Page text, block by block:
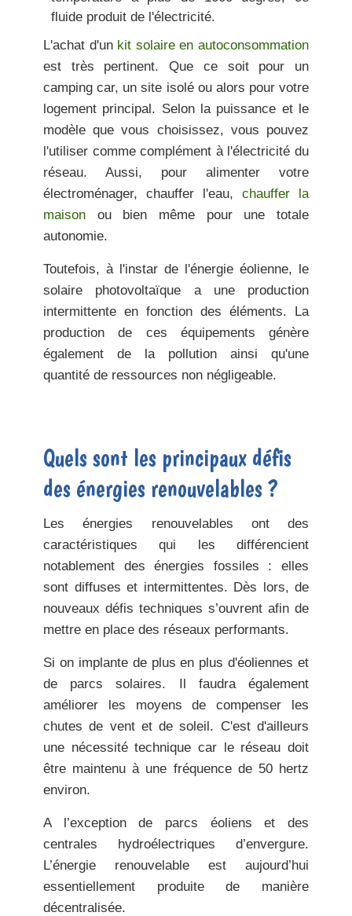
fluide produit de l'électricité.
L'achat d'un kit solaire en autoconsommation
est très pertinent. Que ce soit pour un
camping car, un site isolé ou alors pour votre
logement principal. Selon la puissance et le
modèle que vous choisissez, vous pouvez
l'utiliser comme complément à l'électricité du
réseau. Aussi, pour alimenter votre
électroménager, chauffer l'eau, chauffer la
maison ou bien même pour une totale
autonomie.
Toutefois, à l'instar de l'énergie éolienne, le
solaire photovoltaïque a une production
intermittente en fonction des éléments. La
production de ces équipements génère
également de la pollution ainsi qu'une
quantité de ressources non négligeable.
Quels sont les principaux défis
des énergies renouvelables ?
Les énergies renouvelables ont des
caractéristiques qui les différencient
notablement des énergies fossiles : elles
sont diffuses et intermittentes. Dès lors, de
nouveaux défis techniques s’ouvrent afin de
mettre en place des réseaux performants.
Si on implante de plus en plus d'éoliennes et
de parcs solaires. Il faudra également
améliorer les moyens de compenser les
chutes de vent et de soleil. C'est d'ailleurs
une nécessité technique car le réseau doit
être maintenu à une fréquence de 50 hertz
environ.
A l’exception de parcs éoliens et des
centrales hydroélectriques d’envergure.
L’énergie renouvelable est aujourd’hui
essentiellement produite de manière
décentralisée.